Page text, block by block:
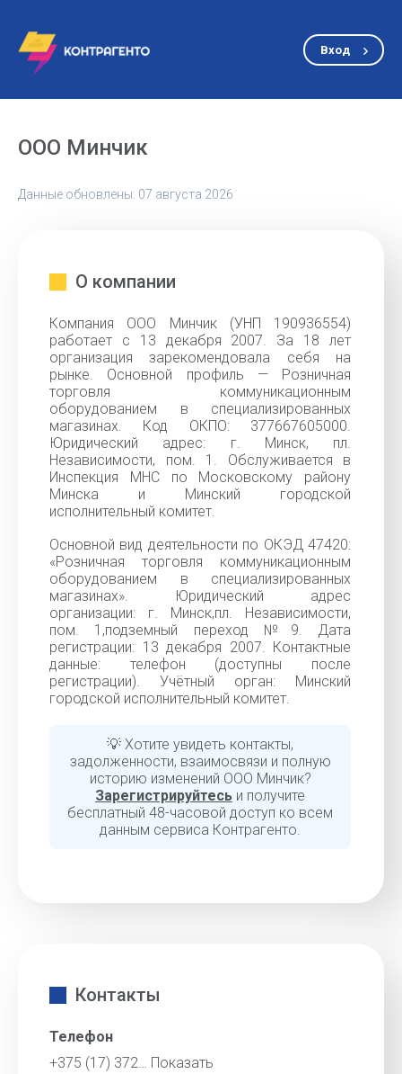
Вход
ООО Минчик
Данные обновлены: 07 августа 2026
О компании
Компания ООО Минчик (УНП 190936554)
работает с 13 декабря 2007. За 18 лет
организация зарекомендовала себя на
рынке. Основной профиль — Розничная
торговля коммуникационным
оборудованием в специализированных
магазинах. Код ОКПО: 377667605000.
Юридический адрес: г. Минск, пл.
Независимости, пом. 1. Обслуживается в
Инспекция МНС по Московскому району
Минска и Минский городской
исполнительный комитет.
Основной вид деятельности по ОКЭД 47420:
«Розничная торговля коммуникационным
оборудованием в специализированных
магазинах». Юридический адрес
организации: г. Минск,пл. Независимости,
пом. 1,подземный переход №9. Дата
регистрации: 13 декабря 2007. Контактные
данные: телефон (доступны после
регистрации). Учётный орган: Минский
городской исполнительный комитет.
💡 Хотите увидеть контакты,
задолженности, взаимосвязи и полную
историю изменений ООО Минчик?
Зарегистрируйтесь и получите
бесплатный 48-часовой доступ ко всем
данным сервиса Контрагенто.
Контакты
Телефон
+375 (17) 372… Показать